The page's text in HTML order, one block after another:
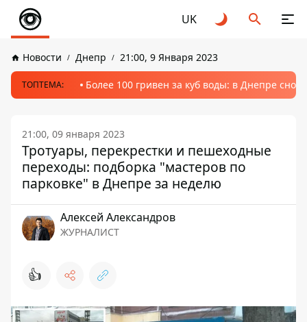
UK
Новости Днепр 21:00, 9 Января 2023
ТОПТЕМА: Более 100 гривен за куб воды: в Днепре
21:00, 09 января 2023
Тротуары, перекрестки и пешеходные
переходы: подборка "мастеров по
парковке" в Днепре за неделю
Алексей Александров
ЖУРНАЛИСТ
👍